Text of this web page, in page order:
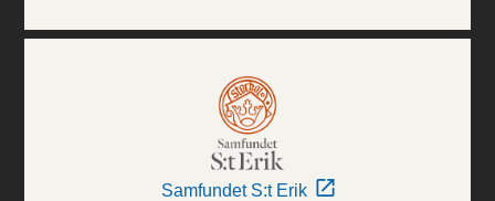
Samfundet S:t Erik